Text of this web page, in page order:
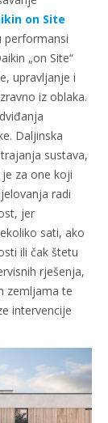
on Site
performansi
„on Site“
upravljanje i
iz oblaka.
Daljinska
sustava,
za one koji
radi
jer
sati, ako
ili čak štetu
rješenja,
zemljama te
intervencije